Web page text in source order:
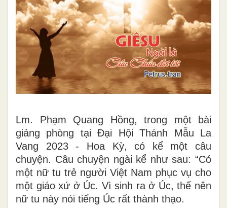
Lm. Phạm Quang Hồng, trong một bài
giảng phòng tại Đại Hội Thánh Mẫu La
Vang 2023 - Hoa Kỳ, có kể một câu
chuyện. Câu chuyện ngài kể như sau: “Có
một nữ tu trẻ người Việt Nam phục vụ cho
một giáo xứ ở Úc. Vì sinh ra ở Úc, thế nên
nữ tu này nói tiếng Úc rất thành thạo.